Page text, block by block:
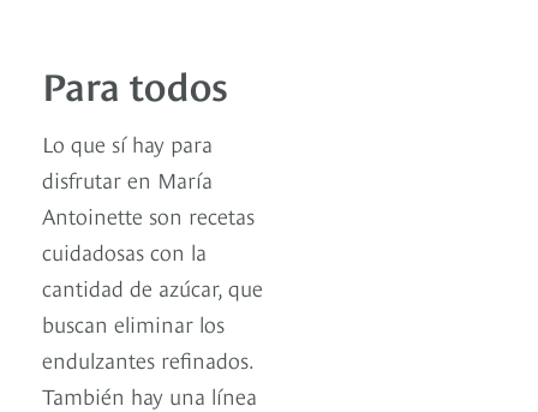
Para todos
Lo que sí hay para
disfrutar en María
Antoinette son recetas
cuidadosas con la
cantidad de azúcar, que
buscan eliminar los
endulzantes refinados.
También hay una línea